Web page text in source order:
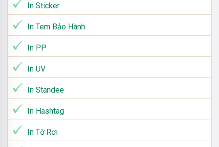
In Sticker
In Tem Bảo Hành
In PP
In UV
In Standee
In Hashtag
In Tờ Rơi